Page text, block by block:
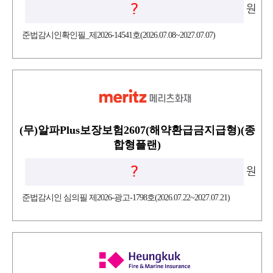
? 원
준법감시인확인필_제2026-14541호(2026.07.08~2027.07.07)
(무)알파Plus보장보험2607(해약환급금지급형)(종
합형플랜)
? 원
준법감시인 심의필 제2026-광고-1798호(2026.07.22~2027.07.21)